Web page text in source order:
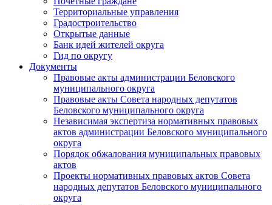
Территориальные управления
Градостроительство
Открытые данные
Банк идей жителей округа
Гид по округу
Документы
Правовые акты администрации Беловского
муниципального округа
Правовые акты Совета народных депутатов
Беловского муниципального округа
Независимая экспертиза нормативных правовых
актов администрации Беловского муниципального
округа
Порядок обжалования муниципальных правовых
актов
Проекты нормативных правовых актов Совета
народных депутатов Беловского муниципального
округа